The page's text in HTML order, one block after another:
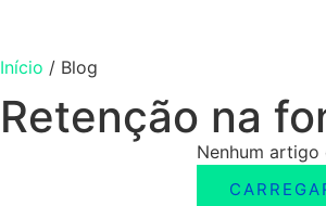
Início / Blog
Retenção na
Nenhum artigo